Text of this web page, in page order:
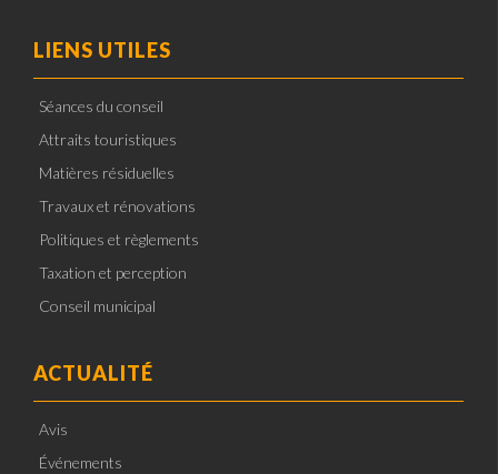
LIENS UTILES
Séances du conseil
Attraits touristiques
Matières résiduelles
Travaux et rénovations
Politiques et règlements
Taxation et perception
Conseil municipal
ACTUALITÉ
Avis
Événements